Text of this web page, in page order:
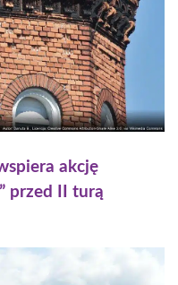
akcję
przed II turą